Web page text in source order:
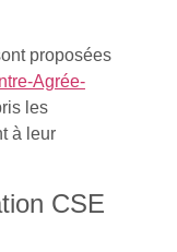
proposées
Agrée-
les
à leur
CSE